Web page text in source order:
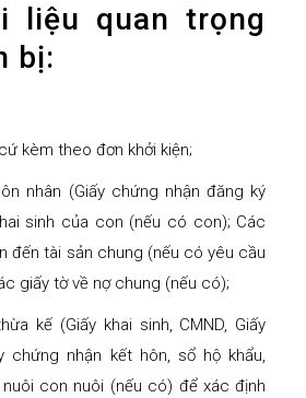
liệu quan trọng
bị:
kèm theo đơn khởi kiện;
nhân (Giấy chứng nhận đăng ký
sinh của con (nếu có con); Các
đến tài sản chung (nếu có yêu cầu
giấy tờ về nợ chung (nếu có);
kế (Giấy khai sinh, CMND, Giấy
chứng nhận kết hôn, sổ hộ khẩu,
con nuôi (nếu có) để xác định